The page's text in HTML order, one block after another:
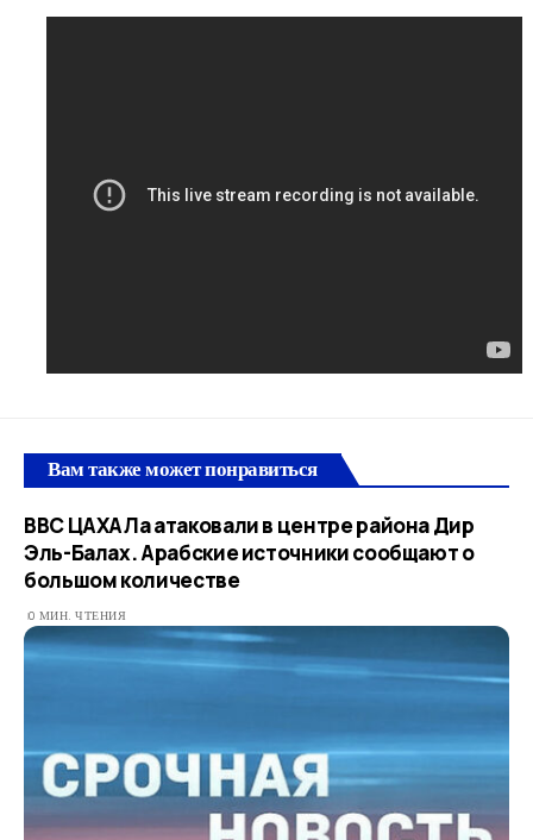
Вам также может понравиться
ВВС ЦАХАЛа атаковали в центре района Дир
Эль-Балах. Арабские источники сообщают о
большом количестве
0 МИН. ЧТЕНИЯ